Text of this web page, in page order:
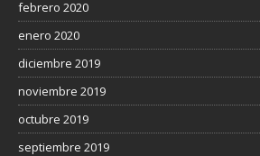
febrero 2020
enero 2020
diciembre 2019
noviembre 2019
octubre 2019
septiembre 2019